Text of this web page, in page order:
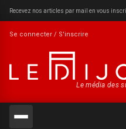
Recevez nos articles par mail en vous
Se connecter / S'inscrire
Le média des